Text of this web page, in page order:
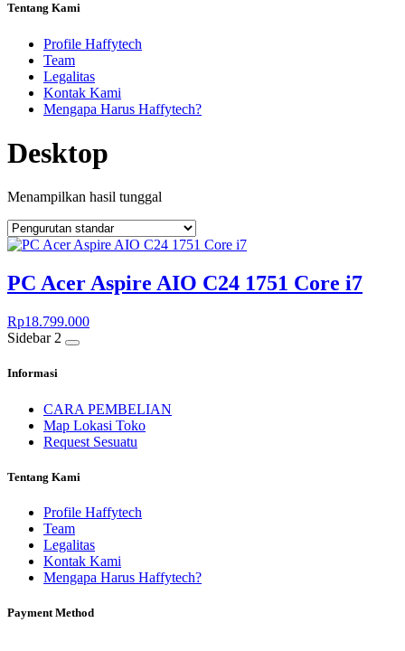
Tentang Kami
Profile Haffytech
Team
Legalitas
Kontak Kami
Mengapa Harus Haffytech?
Desktop
Menampilkan hasil tunggal
PC Acer Aspire AIO C24 1751 Core i7
Rp18.799.000
Sidebar 2
Informasi
CARA PEMBELIAN
Map Lokasi Toko
Request Sesuatu
Tentang Kami
Profile Haffytech
Team
Legalitas
Kontak Kami
Mengapa Harus Haffytech?
Payment Method